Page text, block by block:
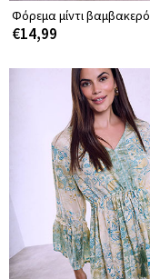
Φόρεμα μίντι βαμβακερό
€14,99